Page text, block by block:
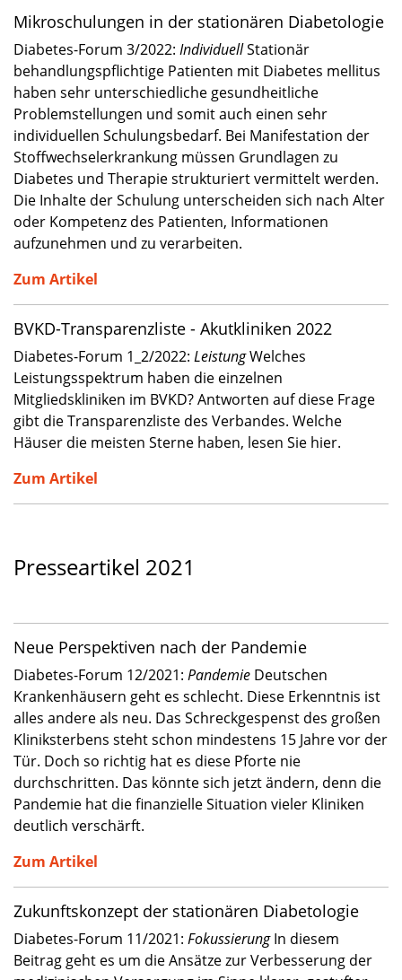
Mikroschulungen in der stationären Diabetologie
Diabetes-Forum 3/2022: IndividuellStationär
behandlungspflichtige Patienten mit Diabetes mellitus
haben sehr unterschiedliche gesundheitliche
Problemstellungen und somit auch einen sehr
individuellen Schulungsbedarf. Bei Manifestation der
Stoffwechselerkrankung müssen Grundlagen zu
Diabetes und Therapie strukturiert vermittelt werden.
Die Inhalte der Schulung unterscheiden sich nach Alter
oder Kompetenz des Patienten, Informationen
aufzunehmen und zu verarbeiten.
Zum Artikel
BVKD-Transparenzliste - Akutkliniken 2022
Diabetes-Forum 1_2/2022: LeistungWelches
Leistungsspektrum haben die einzelnen
Mitgliedskliniken im BVKD? Antworten auf diese Frage
gibt die Transparenzliste des Verbandes. Welche
Häuser die meisten Sterne haben, lesen Sie hier.
Zum Artikel
Presseartikel 2021
Neue Perspektiven nach der Pandemie
Diabetes-Forum 12/2021: Pandemie Deutschen
Krankenhäusern geht es schlecht. Diese Erkenntnis ist
alles andere als neu. Das Schreckgespenst des großen
Kliniksterbens steht schon mindestens 15 Jahre vor der
Tür. Doch so richtig hat es diese Pforte nie
durchschritten. Das könnte sich jetzt ändern, denn die
Pandemie hat die finanzielle Situation vieler Kliniken
deutlich verschärft.
Zum Artikel
Zukunftskonzept der stationären Diabetologie
Diabetes-Forum 11/2021: FokussierungIn diesem
Beitrag geht es um die Ansätze zur Verbesserung der